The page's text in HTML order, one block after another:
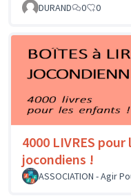
DURAND 0 0
4000 LIVRES
jocondiens !
ASSOCIATION - Agir